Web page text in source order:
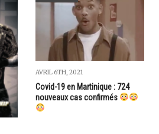
AVRIL 6TH, 2021
Covid-19 en Martinique : 724
nouveaux cas confirmés